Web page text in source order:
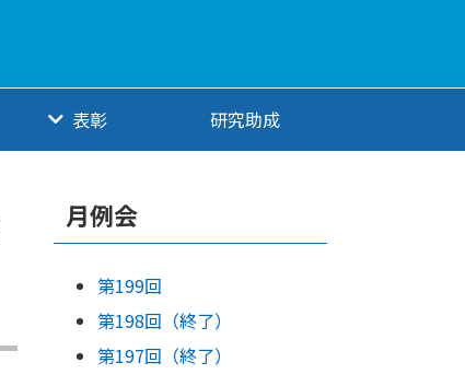
表彰 研究助成
月例会
第199回
第198回（終了）
第197回（終了）